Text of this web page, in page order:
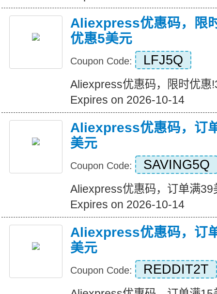
Aliexpress优惠码，限
优惠5美元
Coupon Code: LFJ5Q
Aliexpress优惠码，限时优惠
Expires on 2026-10-14
Aliexpress优惠码，订
美元
Coupon Code: SAVING5Q
Aliexpress优惠码，订单满39
Expires on 2026-10-14
Aliexpress优惠码，订
美元
Coupon Code: REDDIT2T